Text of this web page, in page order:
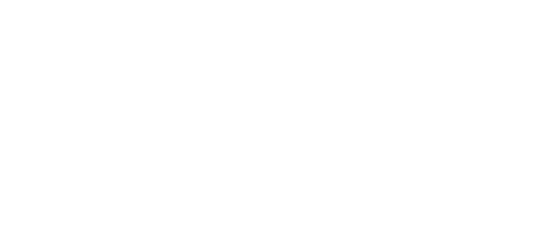
です。
ず変更すること